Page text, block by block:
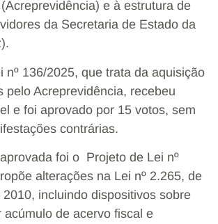
e à estrutura de
da Secretaria de Estado da
nº 136/2025, que trata da aquisição
pelo Acreprevidência, recebeu
e foi aprovado por 15 votos, sem
contrárias.
foi o Projeto de Lei nº
alterações na Lei nº 2.265, de
incluindo dispositivos sobre
acúmulo de acervo fiscal e